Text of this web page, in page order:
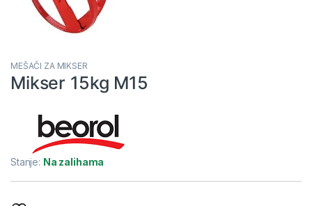
MEŠAČI ZA MIKSER
Mikser 15kg M15
Stanje: Na zalihama